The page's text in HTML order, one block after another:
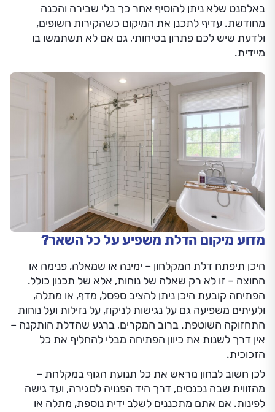
באלמנט שלא ניתן להוסיף אחר כך בלי שבירה והכנה
מחודשת. עדיף לתכנן את המיקום כשהקירות חשופים,
ולדעת שיש לכם פתרון בטיחותי, גם אם לא תשתמשו בו
מיידית.
מדוע מיקום הדלת משפיע על כל השאר?
היכן תיפתח דלת המקלחון – ימינה או שמאלה, פנימה או
החוצה – זו לא רק שאלה של נוחות, אלא של תכנון כולל.
הפתיחה קובעת היכן ניתן להציב ספסל, מדף, או מתלה,
ולעיתים משפיעה גם על נגישות לניקוז, על נזילות ועל נוחות
התחזוקה השוטפת. ברוב המקרים, ברגע שהדלת הותקנה –
אין דרך לשנות את כיוון הפתיחה מבלי להחליף את כל
הזכוכית.
לכן חשוב לבחון מראש את כל תנועת הגוף במקלחת –
מהזווית שבה נכנסים, דרך היד הפנויה לסגירה, ועד גישה
לפינות. אם אתם מתכננים לשלב ידית נוספת, מתלה או